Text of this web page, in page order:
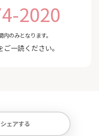
2020
のみとなります。
ご一読ください。
ェアする